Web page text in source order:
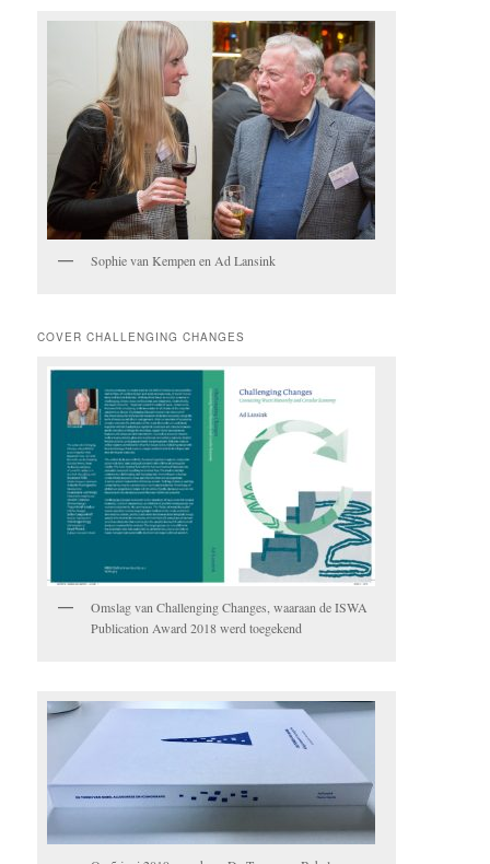
Sophie van Kempen en Ad Lansink
COVER CHALLENGING CHANGES
Omslag van Challenging Changes, waaraan de ISWA
Publication Award 2018 werd toegekend